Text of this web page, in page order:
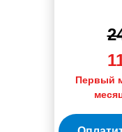
Первый